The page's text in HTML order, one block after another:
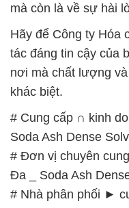
mà còn là về sự hài
Hãy để Công ty Hóa
tác đáng tin cậy của
nơi mà chất lượng
khác biệt.
# Cung cấp ∩ kinh
Soda Ash Dense
# Đơn vị chuyên
Đa _ Soda Ash
# Nhà phân phối ►